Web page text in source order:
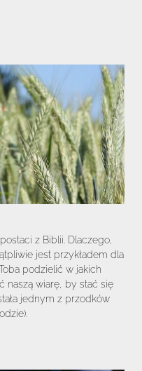
z Biblii. Dlaczego,
jest przykładem dla
podzielić w jakich
naszą wiarę, by stać się
jednym z przodków